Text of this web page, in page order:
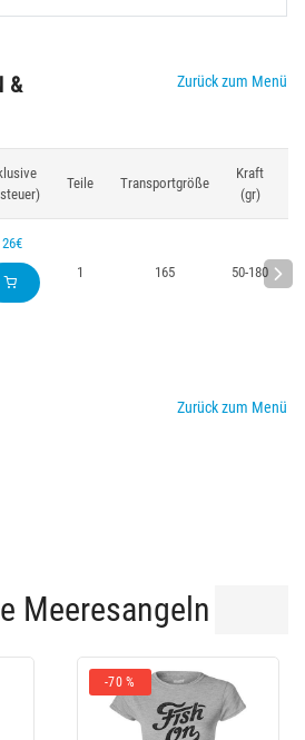
&
Zurück zum Menü
Teile Transportgröße
Kraft
(gr)
26€
1
165 50-180
Zurück zum Menü
Meeresangeln